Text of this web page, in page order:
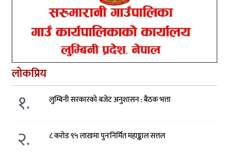
लोकप्रिय
१. लुम्बिनी सरकारको बजेट अनुशासन : बैठक भत्ता
२. ८ करोड ९५ लाखमा पुनःनिर्मित महाङ्काल सत्तल